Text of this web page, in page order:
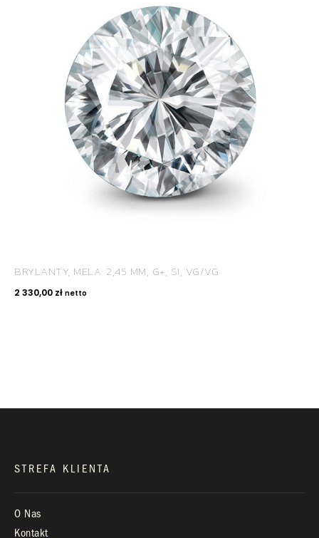
BRYLANTY, MELA: 2,45 MM, G+, SI, VG/VG
2 330,00 zł netto
ROYAL DIAMONDS
Diamenty | Biżuteria | Kamienie dla jubilerów
SALON SPRZEDAŻY
KONTAKT
STREFA KLIENTA
O Nas
Kontakt